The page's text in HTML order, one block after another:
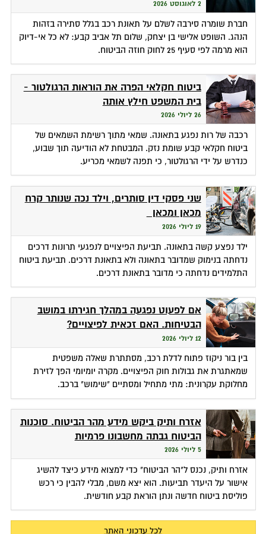
2 לאוגוסט 2026
חברת שומרה סירבה לשלם על תאונת רכב בגלל סתירה בזהות
הנהג. השופט אלישי בן יצחק, שלום תל אביב קבע: לא כל אי-דיוק
הוא מרמה לפי סעיף 25 לחוק חוזה הביטוח.
ביטוח חקלאי הפרה את הוראות הרגולטור -
בית המשפט חילץ אותה
26 ליולי 2026
רכבה של רות נפגע בתאונה. שמאי מתוך רשימת השמאים של
ביטוח חקלאי קבע שומת נזק. המבטחת לא הודיעה תוך שבוע,
כנדרש על ידי הרגולטור, כי תפנה לשמאי מכריע.
שני פסקי דין סותרים, וילד נכה שנותר קרח
מכאן ומכאן
19 ליולי 2026
ילד נפצע קשה בתאונה. תביעת הפיצויים לנפגעי תרונות דרכים
נדחתה בנימוק שמדובר בתאונה ולא בתאונת דרכים. תביעת ביטוח
התלמידים נדחתה כי מדובר בתאונת דרכים.
אם לפעוט נפגעה במהלך חגירתו במושב
הבטיחות. האם זכאית לפיצויים?
12 ליולי 2026
בין בור ניקוז פתוח לדלת רכב, מסתתרת שאלה משפטית
שמאתגרת את גבולות חוק הפיצויים. מקרה יומיומי הפך לזירת
מחלוקת עקרונית: מתי מתחיל ומסתיים "שימוש" ברכב.
אזרח ותיק ביקש מידע מהר הביטוח. סוכנות
הביטוח גבתה מחשבונו פרמיות
5 ליולי 2026
אזרח ותיק, נכנס ל"הר הביטוח" כדי למצוא מידע כיצד להשיג
אישור על היעדר תביעות. הוא יצא משם, מבלי להבין כי רכש
פוליסת ביטוח חדשה ונתן הוראת קבע חודשית.
לכל עדכוני האתר